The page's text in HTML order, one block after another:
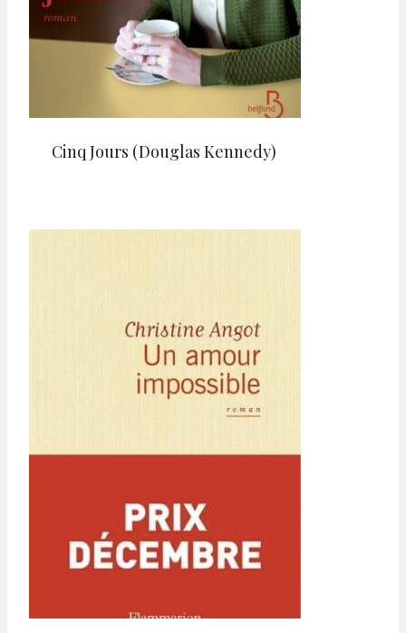
Cinq Jours (Douglas Kennedy)